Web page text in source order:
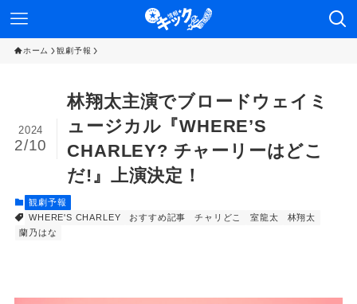
ホーム 観劇予報
林翔太主演でブロードウェイミ
ュージカル『WHERE’S
CHARLEY? チャーリーはどこ
だ!』上演決定！
2024
2/10
観劇予報
WHERE'S CHARLEY
おすすめ記事 チャリどこ 室龍太
林翔太
蘭乃はな